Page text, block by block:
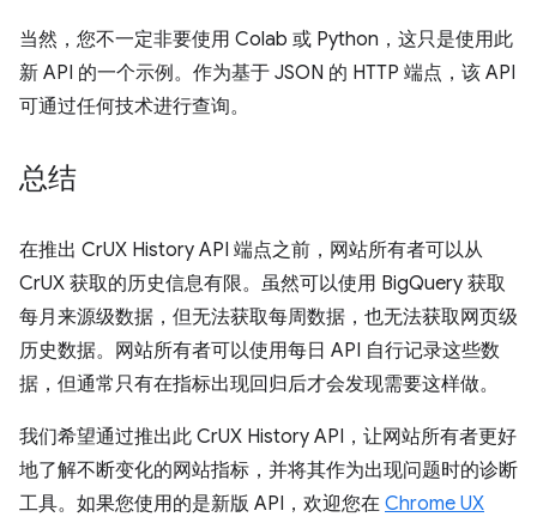
当然，您不一定非要使用 Colab 或 Python，这只是使用此
新 API 的一个示例。作为基于 JSON 的 HTTP 端点，该 API
可通过任何技术进行查询。
总结
在推出 CrUX History API 端点之前，网站所有者可以从
CrUX 获取的历史信息有限。虽然可以使用 BigQuery 获取
每月来源级数据，但无法获取每周数据，也无法获取网页级
历史数据。网站所有者可以使用每日 API 自行记录这些数
据，但通常只有在指标出现回归后才会发现需要这样做。
我们希望通过推出此 CrUX History API，让网站所有者更好
地了解不断变化的网站指标，并将其作为出现问题时的诊断
工具。如果您使用的是新版 API，欢迎您在 Chrome UX